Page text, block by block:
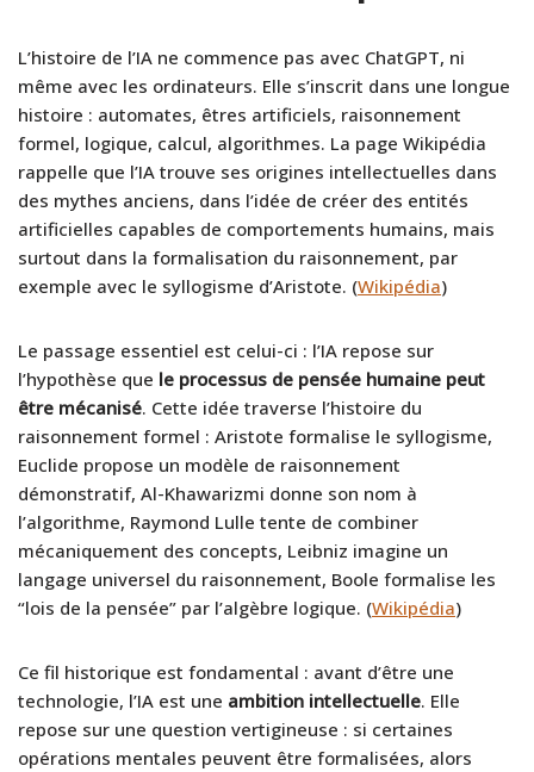
L’histoire de l’IA ne commence pas avec ChatGPT, ni
même avec les ordinateurs. Elle s’inscrit dans une longue
histoire : automates, êtres artificiels, raisonnement
formel, logique, calcul, algorithmes. La page Wikipédia
rappelle que l’IA trouve ses origines intellectuelles dans
des mythes anciens, dans l’idée de créer des entités
artificielles capables de comportements humains, mais
surtout dans la formalisation du raisonnement, par
exemple avec le syllogisme d’Aristote. (Wikipédia)
Le passage essentiel est celui-ci : l’IA repose sur
l’hypothèse que le processus de pensée humaine peut
être mécanisé. Cette idée traverse l’histoire du
raisonnement formel : Aristote formalise le syllogisme,
Euclide propose un modèle de raisonnement
démonstratif, Al-Khawarizmi donne son nom à
l’algorithme, Raymond Lulle tente de combiner
mécaniquement des concepts, Leibniz imagine un
langage universel du raisonnement, Boole formalise les
“lois de la pensée” par l’algèbre logique. (Wikipédia)
Ce fil historique est fondamental : avant d’être une
technologie, l’IA est une ambition intellectuelle. Elle
repose sur une question vertigineuse : si certaines
opérations mentales peuvent être formalisées, alors